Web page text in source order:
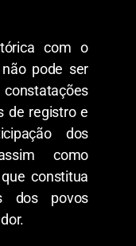
com o
pode ser
de registro e
dos
como
constitua
dos povos